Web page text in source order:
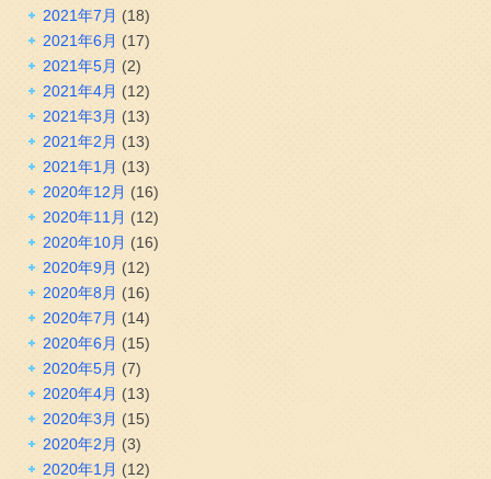
2021年7月 (18)
2021年6月 (17)
2021年5月 (2)
2021年4月 (12)
2021年3月 (13)
2021年2月 (13)
2021年1月 (13)
2020年12月 (16)
2020年11月 (12)
2020年10月 (16)
2020年9月 (12)
2020年8月 (16)
2020年7月 (14)
2020年6月 (15)
2020年5月 (7)
2020年4月 (13)
2020年3月 (15)
2020年2月 (3)
2020年1月 (12)